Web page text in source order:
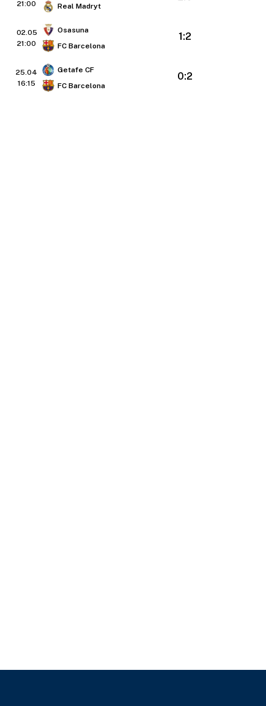
21:00
Real Madryt
02.05
21:00
Osasuna
FC Barcelona
1:2
25.04
16:15
Getafe CF
FC Barcelona
0:2